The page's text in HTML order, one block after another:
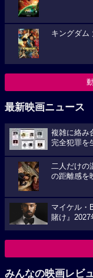
キングダム
最新映画ニュース
複雑に絡み
完全犯罪を
二人だけの
の距離感を
マイケル・
賭け』2027
みんなの映画レビ